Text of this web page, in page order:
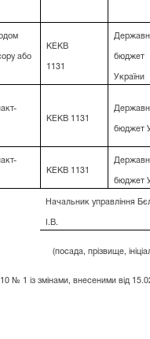
або
КЕКВ
1131
бюджет
України
КЕКВ 1131
бюджет
КЕКВ 1131
бюджет
Начальник управління
І.В.
(посада, прізвище,
№ 1 із змінами, внесеними від